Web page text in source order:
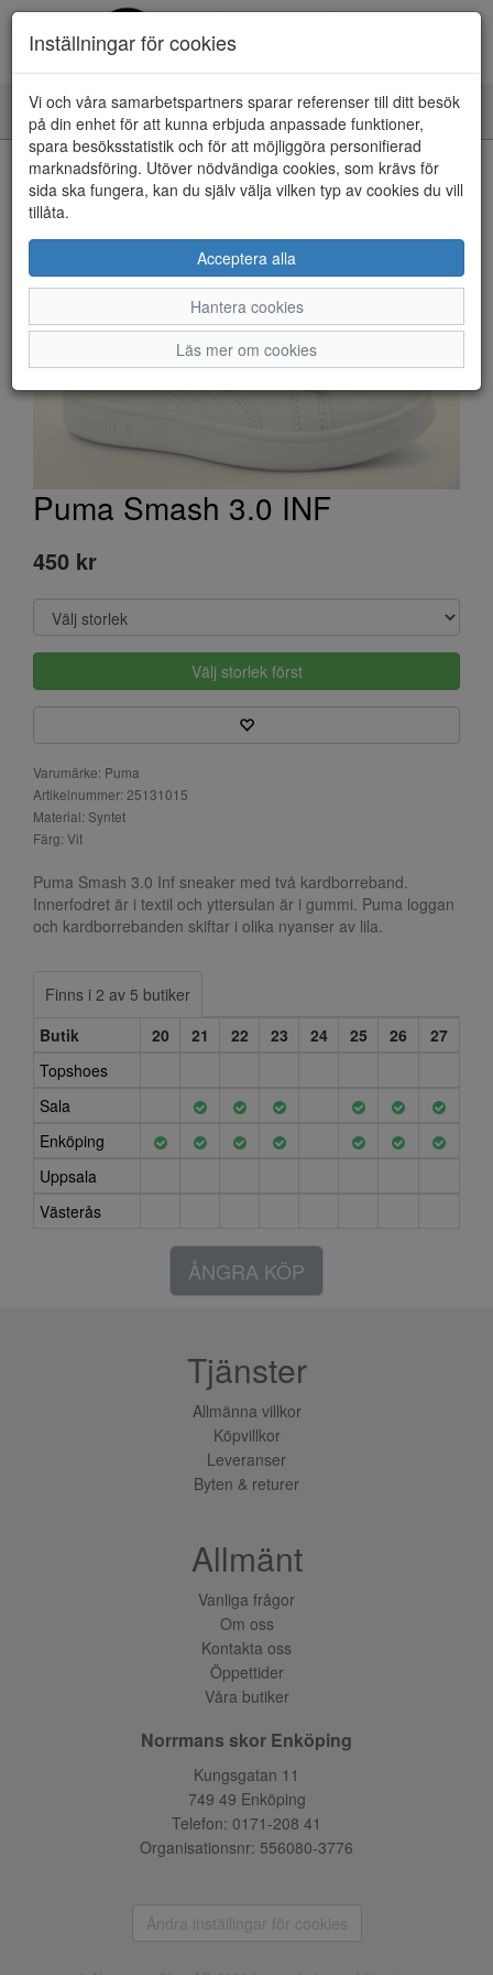
Toggle
navigation
HEM
Puma Smash 3.0 INF
450 kr
Välj storlek först
Varumärke: Puma
Artikelnummer: 25131015
Material: Syntet
Färg: Vit
Puma Smash 3.0 Inf sneaker med två kardborreband.
Innerfodret är i textil och yttersulan är i gummi. Puma loggan
och kardborrebanden skiftar i olika nyanser av lila.
Finns i 2 av 5 butiker
Butik
20 21 22 23 24 25 26
27
Topshoes
Sala
Enköping
Uppsala
Västerås
ÅNGRA KÖP
Inställningar för cookies
Vi och våra samarbetspartners sparar referenser till ditt besök
på din enhet för att kunna erbjuda anpassade funktioner,
spara besöksstatistik och för att möjliggöra personifierad
marknadsföring. Utöver nödvändiga cookies, som krävs för
sida ska fungera, kan du själv välja vilken typ av cookies du vill
tillåta.
Acceptera alla
Hantera cookies
Läs mer om cookies
Tjänster
Allmänna villkor
Köpvillkor
Leveranser
Byten & returer
Allmänt
Vanliga frågor
Om oss
Kontakta oss
Öppettider
Våra butiker
Norrmans skor Enköping
Kungsgatan 11
749 49 Enköping
Telefon: 0171-208 41
Organisationsnr: 556080-3776
Ändra inställingar för cookies